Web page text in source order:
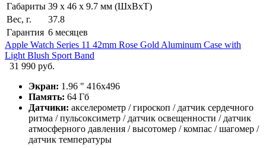
Габариты 39 х 46 х 9.7 мм (ШхВхТ)
Вес, г.
37.8
Гарантия 6 месяцев
Apple Watch Series 11 42mm Rose Gold Aluminum Case with
Light Blush Sport Band
31 990 руб.
Экран: 1.96 " 416х496
Память: 64 Гб
Датчики: акселерометр / гироскоп / датчик сердечного
ритма / пульсоксиметр / датчик освещенности / датчик
атмосферного давления / высотомер / компас / шагомер /
датчик температуры